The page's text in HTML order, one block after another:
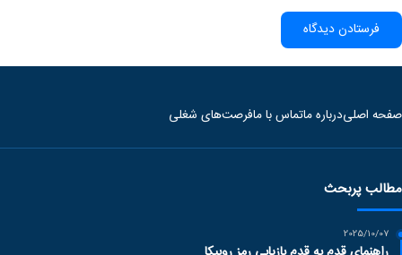
صفحه اصلیدرباره ماتماس با مافرصت‌های شغلی
مطالب پربحث
2025/10/07